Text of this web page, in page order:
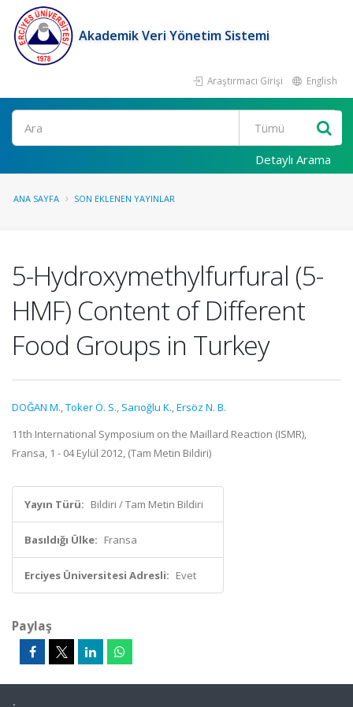
Akademik Veri Yönetim Sistemi
Araştırmacı Girişi English
Ara
Detaylı Arama
ANA SAYFA SON EKLENEN YAYINLAR
5-Hydroxymethylfurfural (5-
HMF) Content of Different
Food Groups in Turkey
DOĞAN M.,Toker Ö. S., Sarıoğlu K.,Ersöz N. B.
11th International Symposium on the Maillard Reaction (ISMR),
Fransa, 1 - 04 Eylül 2012, (Tam Metin Bildiri)
Yayın Türü: Bildiri / Tam Metin Bildiri
Basıldığı Ülke: Fransa
Erciyes Üniversitesi Adresli: Evet
Paylaş